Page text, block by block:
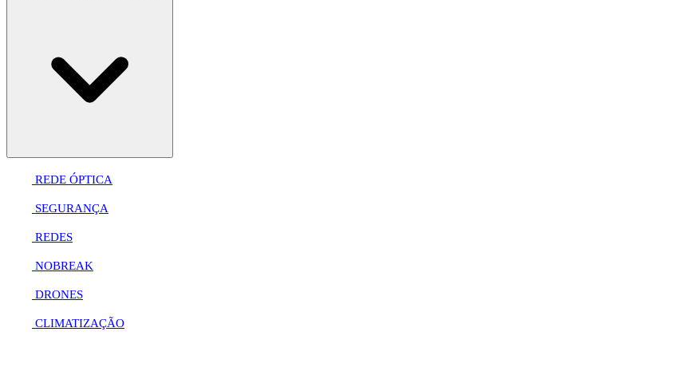
REDE ÓPTICA
SEGURANÇA
REDES
NOBREAK
DRONES
CLIMATIZAÇÃO